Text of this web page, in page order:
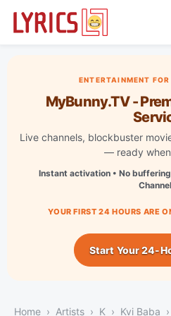
ENTERTAINMENT
MyBunny.TV -
Live channels, blockbuster
— ready
Instant activation • No
YOUR FIRST 24 HOURS ARE
Start Your 24-
Home Artists K Kvi Baba